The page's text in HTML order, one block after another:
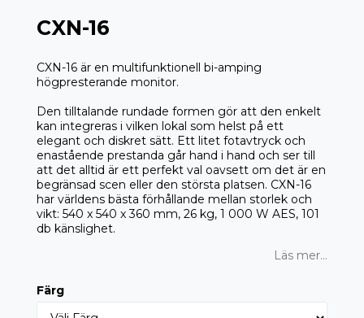
CXN-16
CXN-16 är en multifunktionell bi-amping
högpresterande monitor.
Den tilltalande rundade formen gör att den enkelt
kan integreras i vilken lokal som helst på ett
elegant och diskret sätt. Ett litet fotavtryck och
enastående prestanda går hand i hand och ser till
att det alltid är ett perfekt val oavsett om det är en
begränsad scen eller den största platsen. CXN-16
har världens bästa förhållande mellan storlek och
vikt: 540 x 540 x 360 mm, 26 kg, 1 000 W AES, 101
db känslighet.
Läs mer...
Färg